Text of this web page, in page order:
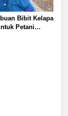
Bibit Kelapa
Petani